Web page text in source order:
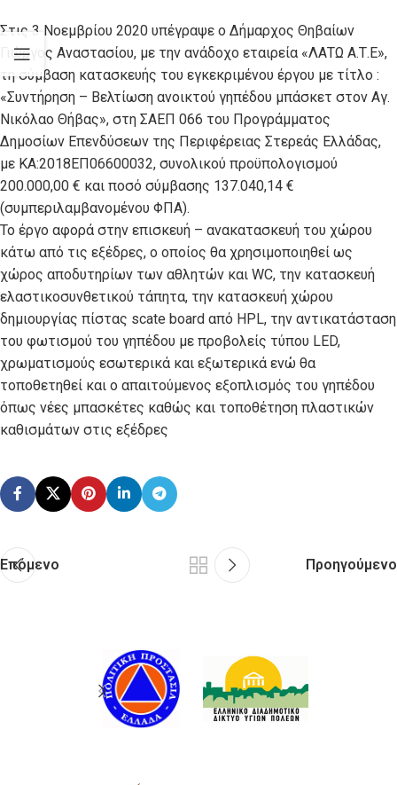
Στις 3 Νοεμβρίου 2020 υπέγραψε ο Δήμαρχος Θηβαίων
Γιώργος Αναστασίου, με την ανάδοχο εταιρεία «ΛΑΤΩ Α.Τ.Ε»,
τη σύμβαση κατασκευής του εγκεκριμένου έργου με τίτλο :
«Συντήρηση – Βελτίωση ανοικτού γηπέδου μπάσκετ στον Αγ.
Νικόλαο Θήβας», στη ΣΑΕΠ 066 του Προγράμματος
Δημοσίων Επενδύσεων της Περιφέρειας Στερεάς Ελλάδας,
με ΚΑ:2018ΕΠ06600032, συνολικού προϋπολογισμού
200.000,00 € και ποσό σύμβασης 137.040,14 €
(συμπεριλαμβανομένου ΦΠΑ).
Το έργο αφορά στην επισκευή – ανακατασκευή του χώρου
κάτω από τις εξέδρες, ο οποίος θα χρησιμοποιηθεί ως
χώρος αποδυτηρίων των αθλητών και WC, την κατασκευή
ελαστικοσυνθετικού τάπητα, την κατασκευή χώρου
δημιουργίας πίστας scate board από HPL, την αντικατάσταση
του φωτισμού του γηπέδου με προβολείς τύπου LED,
χρωματισμούς εσωτερικά και εξωτερικά ενώ θα
τοποθετηθεί και ο απαιτούμενος εξοπλισμός του γηπέδου
όπως νέες μπασκέτες καθώς και τοποθέτηση πλαστικών
καθισμάτων στις εξέδρες
Επόμενο Προηγούμενο